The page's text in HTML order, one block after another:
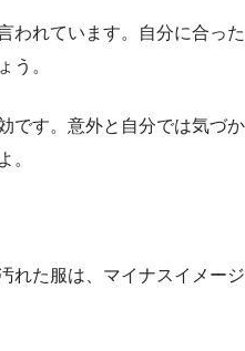
われています。自分に合った
う。
です。意外と自分では気づか
。
れた服は、マイナスイメージ